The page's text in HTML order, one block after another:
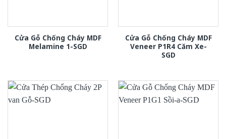
Cửa Gỗ Chống Cháy MDF
Melamine 1-SGD
Cửa Gỗ Chống Cháy MDF
Veneer P1R4 Căm Xe-
SGD